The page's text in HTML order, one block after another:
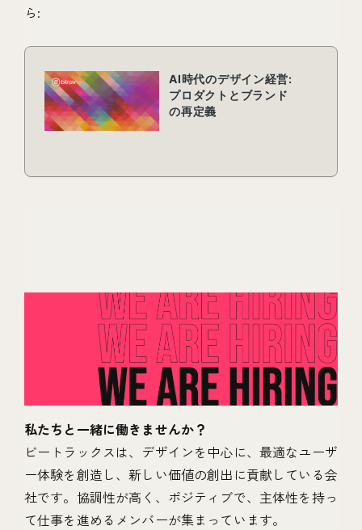
ら:
私たちと一緒に働きませんか？
ビートラックスは、デザインを中心に、最適なユーザ
ー体験を創造し、新しい価値の創出に貢献している会
社です。協調性が高く、ポジティブで、主体性を持っ
て仕事を進めるメンバーが集まっています。